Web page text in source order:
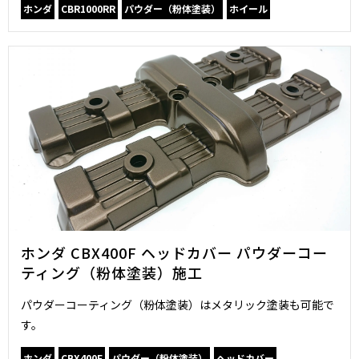
ホンダ CBR1000RR パウダー（粉体塗装） ホイール
ホンダ CBX400F ヘッドカバー パウダーコー
ティング（粉体塗装）施工
パウダーコーティング（粉体塗装）はメタリック塗装も可能で
す。